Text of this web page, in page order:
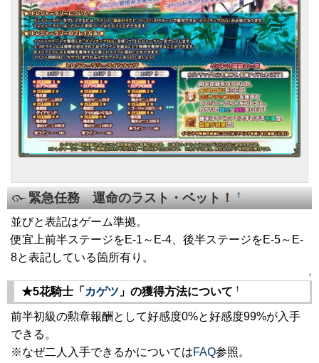
緊急任務 運命のラスト・ベット！†
並びと表記はゲーム準拠。
便宜上前半ステージをE-1～E-4、後半ステージをE-5～E-
8と表記している箇所有り。
↑
★5花騎士「 カゲツ 」の獲得方法について †
前半初級の勲章報酬として好感度0%と好感度99%が入手
できる。
※なぜ二人入手できるかについてはFAQ参照。